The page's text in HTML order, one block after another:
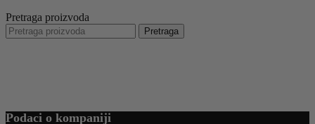
Pretraga proizvoda
Pretraga
Podaci o kompaniji